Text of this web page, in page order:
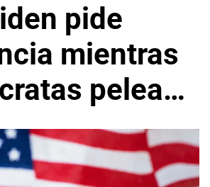
pide
mientras
pelean
la agenda